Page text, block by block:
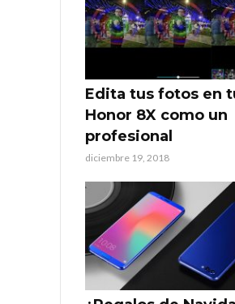
Edita tus fotos en
Honor 8X como un
profesional
diciembre 19, 2018